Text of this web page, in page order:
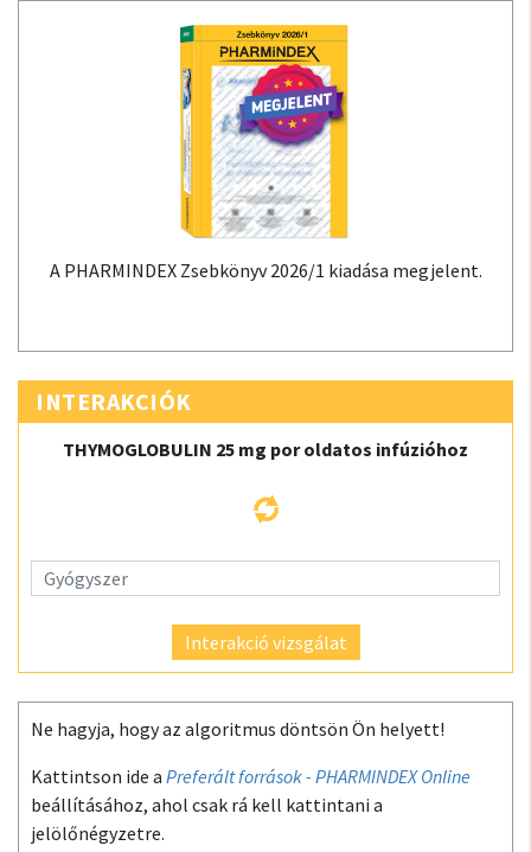
A PHARMINDEX Zsebkönyv 2026/1 kiadása megjelent.
INTERAKCIÓK
THYMOGLOBULIN 25 mg por oldatos infúzióhoz
Interakció vizsgálat
Ne hagyja, hogy az algoritmus döntsön Ön helyett!
Kattintson ide a Preferált források - PHARMINDEX Online
beállításához, ahol csak rá kell kattintani a
jelölőnégyzetre.